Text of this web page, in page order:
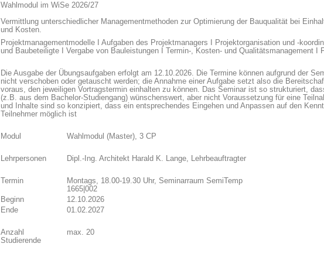
Wahlmodul im WiSe 2026/27
Vermittlung unterschiedlicher Managementmethoden zur Optimierung der Bauqualität bei
und Kosten.
Projektmanagementmodelle I Aufgaben des Projektmanagers I Projektorganisation und -
und Baubeteiligte I Vergabe von Bauleistungen I Termin-, Kosten- und Qualitätsmanagement I
Die Ausgabe der Übungsaufgaben erfolgt am 12.10.2026. Die Termine können aufgrund der
nicht verschoben oder getauscht werden; die Annahme einer Aufgabe setzt also die
voraus, den jeweiligen Vortragstermin einhalten zu können. Das Seminar ist so strukturiert,
(z.B. aus dem Bachelor-Studiengang) wünschenswert, aber nicht Voraussetzung für eine
und Inhalte sind so konzipiert, dass ein entsprechendes Eingehen und Anpassen auf den
Teilnehmer möglich ist
Modul Wahlmodul (Master), 3 CP
Lehrpersonen Dipl.-Ing. Architekt Harald K. Lange, Lehrbeauftragter
Termin
Montags, 18.00-19.30 Uhr, Seminarraum SemiTemp
1665|002
Beginn
12.10.2026
Ende
01.02.2027
Anzahl
Studierende
max. 20